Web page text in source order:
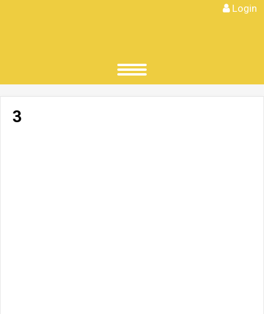
Login
3